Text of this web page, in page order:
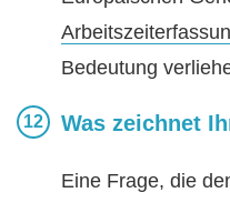
Bedeutung
Was zeichnet
Eine Frage, die